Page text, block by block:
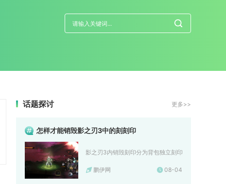
话题探讨 更多>>
怎样才能销毁影之刃3中的刻刻印
影之刃3内销毁刻印分为背包独立刻印直接分解销毁、
鹏伊网 08-04